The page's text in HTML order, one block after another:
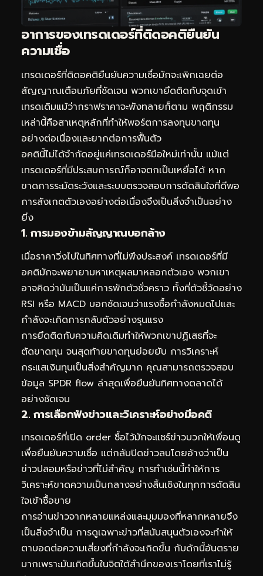
อาการของเทรดเดอร์ที่ติดอคติยืนยัน
ความเชื่อ
เทรดเดอร์ที่ติดอคติยืนยันความเชื่อมักจะเพิกเฉยต่อ
สัญญาณเตือนภัยที่ชัดเจน พวกเขายึดติดกับจุดเข้า
เทรดเดิมแม้ว่ากราฟราคาจะพังทลายก็ตาม พฤติกรรม
เหล่านี้คือสาเหตุหลักที่ทำให้พอร์ตการลงทุนขาดทุน
อย่างต่อเนื่องและยากต่อการฟื้นตัว
อคตินี้ไม่ได้จำกัดอยู่แค่เทรดเดอร์มือใหม่เท่านั้น แม้แต่
เทรดเดอร์ที่มีประสบการณ์ก็อาจตกเป็นเหยื่อได้ หาก
ขาดการระมัดระวังและระบบตรวจสอบการตัดสินใจที่ดีพอ
การสังเกตตัวเองอย่างต่อเนื่องจึงเป็นสิ่งจำเป็นอย่าง
ยิ่ง
1. การมองข้ามสัญญาณบอกล้าง
เมื่อราคาวิ่งไปในทิศทางที่ไม่พึงประสงค์ เทรดเดอร์ที่มี
อคติมักจะพยายามหาเหตุผลมาหลอกตัวเอง พวกเขา
อาจคิดว่ามันเป็นแค่การพักตัวชั่วคราว ทั้งที่ตัวชี้วัดอย่าง
RSI หรือ MACD บอกชัดเจนว่าแรงซื้อกำลังหมดไปและ
กำลังจะเกิดการกลับตัวอย่างรุนแรง
การยึดติดกับความคิดเดิมทำให้พวกเขาปฏิเสธที่จะ
ตัดขาดทุน จนสุดท้ายขาดทุนย่อยยับ การวิเคราะห์
กระแสเงินทุนเป็นสิ่งสำคัญมาก คุณสามารถตรวจสอบ
ข้อมูล SPDR flow ล่าสุดเพื่อยืนยันทิศทางตลาดได้
อย่างชัดเจน
2. การเลือกฟังข่าวและวิเคราะห์อย่างมีอคติ
เทรดเดอร์ที่เปิด order ซื้อไว้มักจะแชร์ข่าวบวกให้เพื่อนดู
เพื่อยืนยันความเชื่อ แต่กลับปิดข่าวลบโดยอ้างว่าเป็น
ข่าวปลอมหรือข่าวที่ไม่สำคัญ การทำเช่นนี้ทำให้การ
วิเคราะห์ขาดความเป็นกลางอย่างสิ้นเชิงในทุกการตัดสิน
ใจเข้าซื้อขาย
การอ่านข่าวจากหลายแหล่งและมุมมองที่หลากหลายจึง
เป็นสิ่งจำเป็น การดูเฉพาะข่าวที่สนับสนุนตัวเองจะทำให้
ตาบอดต่อความเสี่ยงที่กำลังจะเกิดขึ้น กับดักนี้อันตราย
มากเพราะมันเกิดขึ้นในจิตใต้สำนึกของเราโดยที่เราไม่รู้